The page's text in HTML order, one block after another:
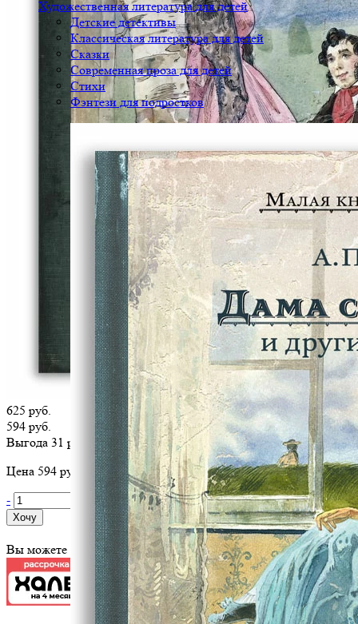
Художественная литература для детей
Детские детективы
Классическая литература для детей
Сказки
Современная проза для детей
Стихи
Фэнтези для подростков
625 руб.
594 руб.
Выгода 31 руб.
Цена 594 руб. за 1 шт
-
+
Хочу
Вы можете оплатить эту книгу картой